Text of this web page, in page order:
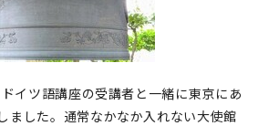
イツ語講座の受講者と一緒に東京にあ
ました。通常なかなか入れない大使館